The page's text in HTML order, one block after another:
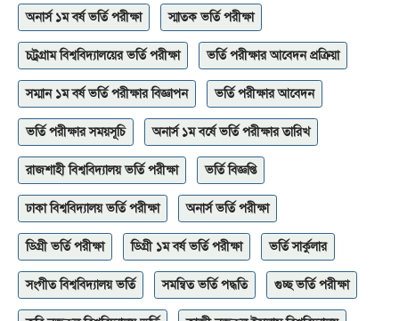
অনার্স ১ম বর্ষ ভর্তি পরীক্ষা স্মাতক ভর্তি পরীক্ষা
চট্রগ্রাম বিশ্ববিদ্যালয়ের ভর্তি পরীক্ষা ভর্তি পরীক্ষার আবেদন প্রক্রিয়া
সম্মান ১ম বর্ষ ভর্তি পরীক্ষার বিজ্ঞাপন ভর্তি পরীক্ষার আবেদন
ভর্তি পরীক্ষার সময়সূচি অনার্স ১ম বর্ষে ভর্তি পরীক্ষার তারিখ
রাজশাহী বিশ্ববিদ্যালয় ভর্তি পরীক্ষা ভর্তি বিজ্ঞপ্তি
ঢাকা বিশ্ববিদ্যালয় ভর্তি পরীক্ষা অনার্স ভর্তি পরীক্ষা
ডিগ্রী ভর্তি পরীক্ষা ডিগ্রী ১ম বর্ষ ভর্তি পরীক্ষা ভর্তি সার্কুলার
সংগীত বিশ্ববিদ্যালয় ভর্তি সমন্বিত ভর্তি পদ্ধতি গুচ্ছ ভর্তি পরীক্ষা